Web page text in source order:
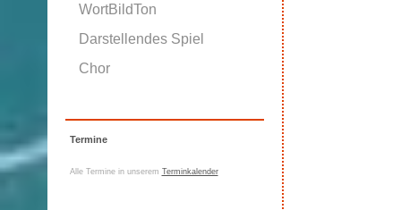
WortBildTon
Darstellendes Spiel
Chor
Termine
Alle Termine in unserem Terminkalender